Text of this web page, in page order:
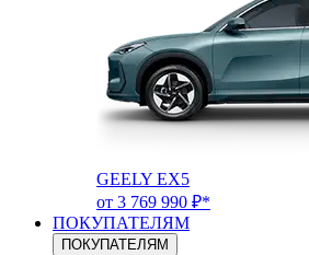
GEELY EX5
от 3 769 990 ₽*
ПОКУПАТЕЛЯМ
ПОКУПАТЕЛЯМ